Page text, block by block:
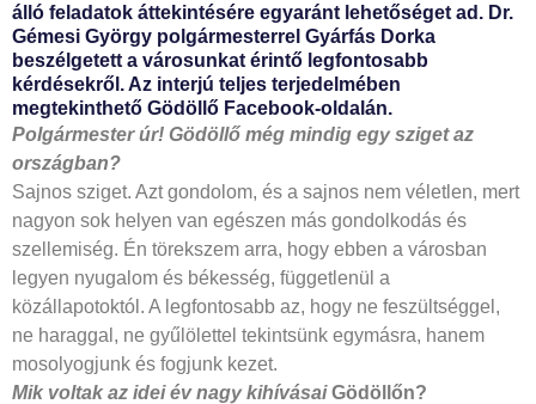
álló feladatok áttekintésére egyaránt lehetőséget ad. Dr.
Gémesi György polgármesterrel Gyárfás Dorka
beszélgetett a városunkat érintő legfontosabb
kérdésekről. Az interjú teljes terjedelmében
megtekinthető Gödöllő Facebook-oldalán.
Polgármester úr! Gödöllő még mindig egy sziget az
országban?
Sajnos sziget. Azt gondolom, és a sajnos nem véletlen, mert
nagyon sok helyen van egészen más gondolkodás és
szellemiség. Én törekszem arra, hogy ebben a városban
legyen nyugalom és békesség, függetlenül a
közállapotoktól. A legfontosabb az, hogy ne feszültséggel,
ne haraggal, ne gyűlölettel tekintsünk egymásra, hanem
mosolyogjunk és fogjunk kezet.
Mik voltak az idei év nagy kihívásaiGödöllőn?